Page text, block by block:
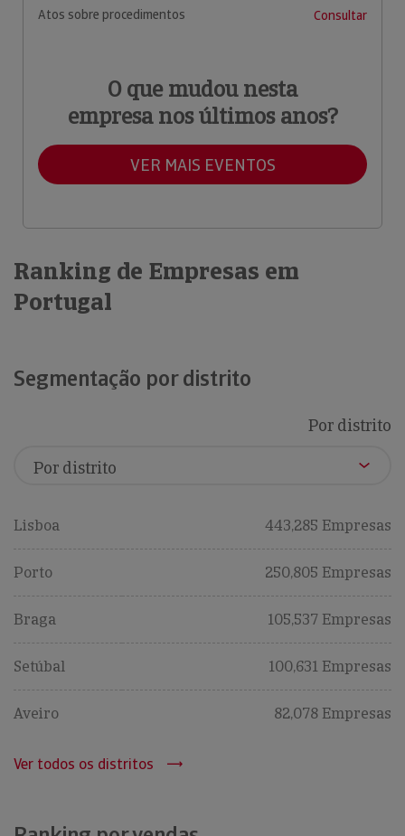
Atos sobre procedimentos
Consultar
O que mudou nesta
empresa nos últimos anos?
VER MAIS EVENTOS
Ranking de Empresas em
Portugal
Segmentação por distrito
Por distrito
Lisboa 443,285 Empresas
Porto 250,805 Empresas
Braga 105,537 Empresas
Setúbal 100,631 Empresas
Aveiro 82,078 Empresas
Ver todos os distritos